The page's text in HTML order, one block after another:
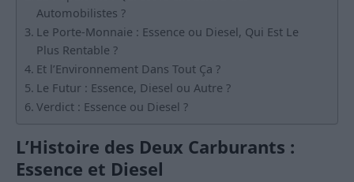
Automobilistes ?
Le Porte-Monnaie : Essence ou Diesel, Qui Est Le
Plus Rentable ?
Et l’Environnement Dans Tout Ça ?
Le Futur : Essence, Diesel ou Autre ?
Verdict : Essence ou Diesel ?
L’Histoire des Deux Carburants :
Essence et Diesel